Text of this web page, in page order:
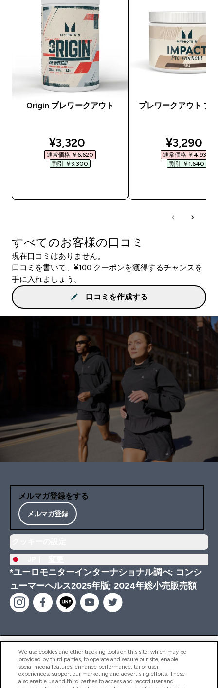
Origin プレワークアウト
discounted price
¥3,320‎
通常価格 ￥6,620‎
割引 ￥3,300‎
プレワークアウト ブ
¥3,290‎
通常価格 ￥4,930‎
割引 ￥1,640‎
すべてのお客様の口コミ
現在口コミはありません。
口コミを書いて、¥100 クーポンを獲得するチャンスを
手に入れましょう。
口コミを作成する
メルマガ登録をする
メルマガ登録
*ユーロモニターインターナショナル調べ; コンシ
ューマーヘルス2025年版; 2024年総小売販売額
ヘルプ＆ガイド
商品について
We use cookies and other tracking tools on this site, which may be
provided by third parties, to operate and secure our site, enable
social media features, enhance performance, tailor user
experiences, support our marketing and advertising efforts. These
also enable us and third parties to access and record user and